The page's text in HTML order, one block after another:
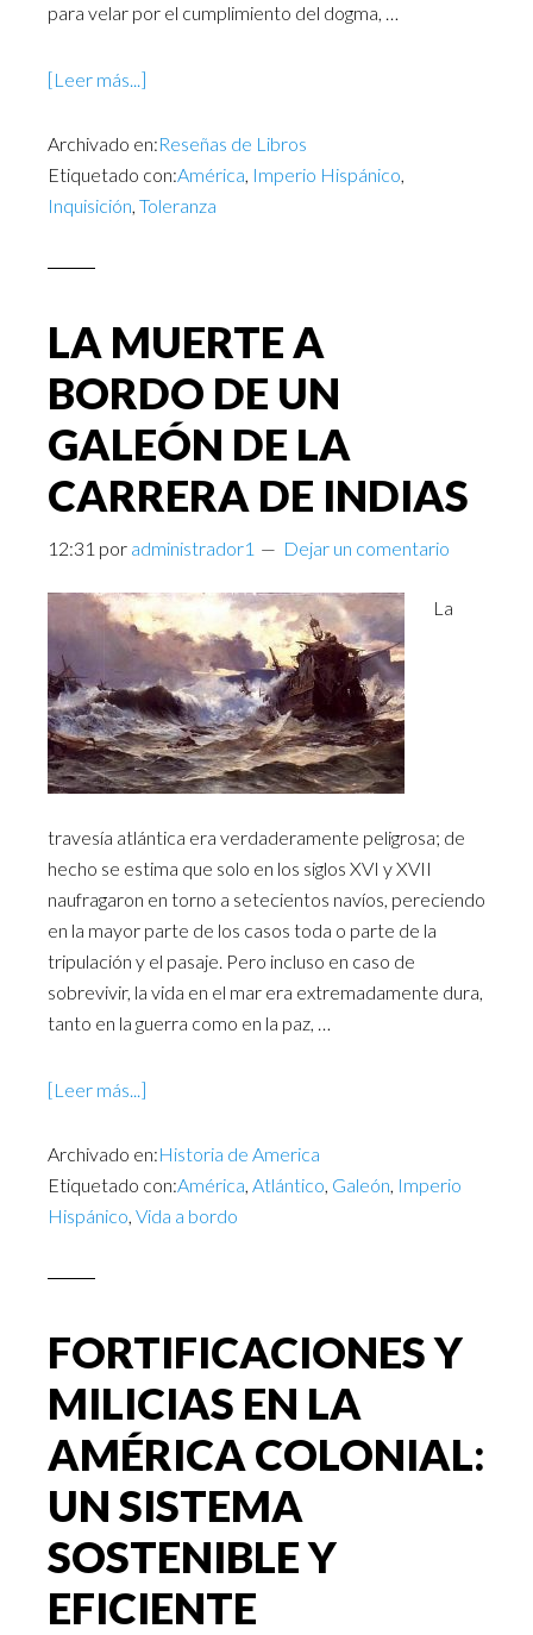
para velar por el cumplimiento del dogma, …
[Leer más...]
Archivado en:Reseñas de Libros
Etiquetado con:América, Imperio Hispánico,
Inquisición, Toleranza
LA MUERTE A
BORDO DE UN
GALEÓN DE LA
CARRERA DE INDIAS
12:31 por administrador1 Dejar un comentario
La
travesía atlántica era verdaderamente peligrosa; de
hecho se estima que solo en los siglos XVI y XVII
naufragaron en torno a setecientos navíos, pereciendo
en la mayor parte de los casos toda o parte de la
tripulación y el pasaje. Pero incluso en caso de
sobrevivir, la vida en el mar era extremadamente dura,
tanto en la guerra como en la paz, …
[Leer más...]
Archivado en:Historia de America
Etiquetado con:América, Atlántico, Galeón, Imperio
Hispánico, Vida a bordo
FORTIFICACIONES Y
MILICIAS EN LA
AMÉRICA COLONIAL:
UN SISTEMA
SOSTENIBLE Y
EFICIENTE